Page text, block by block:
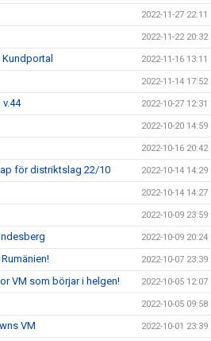
2022-11-27 22:11
2022-11-22 20:32
2022-11-16 13:11
2022-11-14 17:52
2022-10-27 12:31
2022-10-20 14:59
2022-10-16 20:42
för distriktslag 22/10 2022-10-14 14:29
2022-10-14 14:27
2022-10-09 23:59
2022-10-09 20:24
2022-10-07 23:39
VM som börjar i helgen! 2022-10-05 12:07
2022-10-05 09:58
VM 2022-10-01 23:39